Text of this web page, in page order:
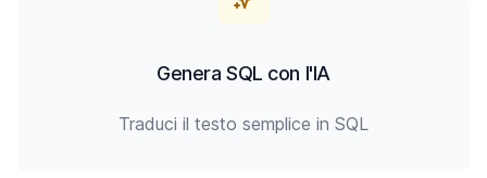
Genera SQL con l'IA
Traduci il testo semplice in SQL